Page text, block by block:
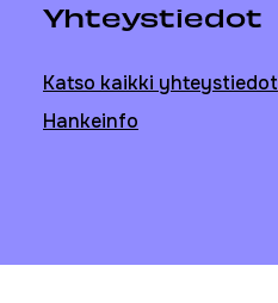
Yhteystiedot
Katso kaikki yhteystiedot
Hankeinfo